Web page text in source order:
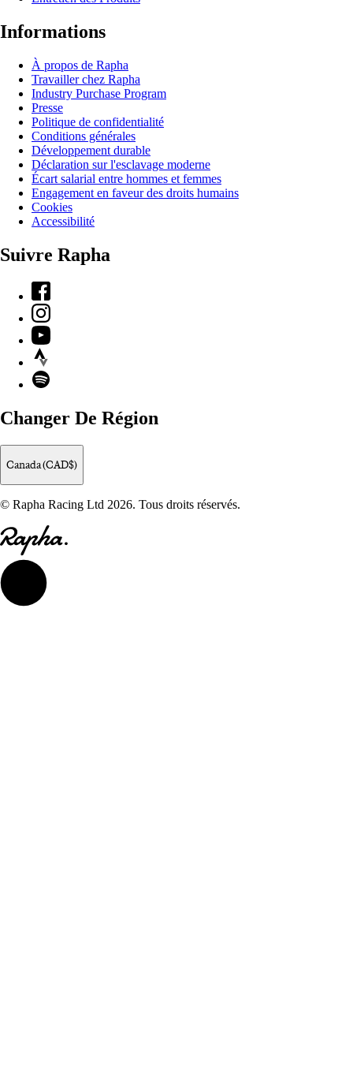
Informations
À propos de Rapha
Travailler chez Rapha
Industry Purchase Program
Presse
Politique de confidentialité
Conditions générales
Développement durable
Déclaration sur l'esclavage moderne
Écart salarial entre hommes et femmes
Engagement en faveur des droits humains
Cookies
Accessibilité
Suivre Rapha
Facebook
Instagram
YouTube
Strava
Spotify
Changer De Région
Canada (CAD$)
© Rapha Racing Ltd 2026. Tous droits réservés.